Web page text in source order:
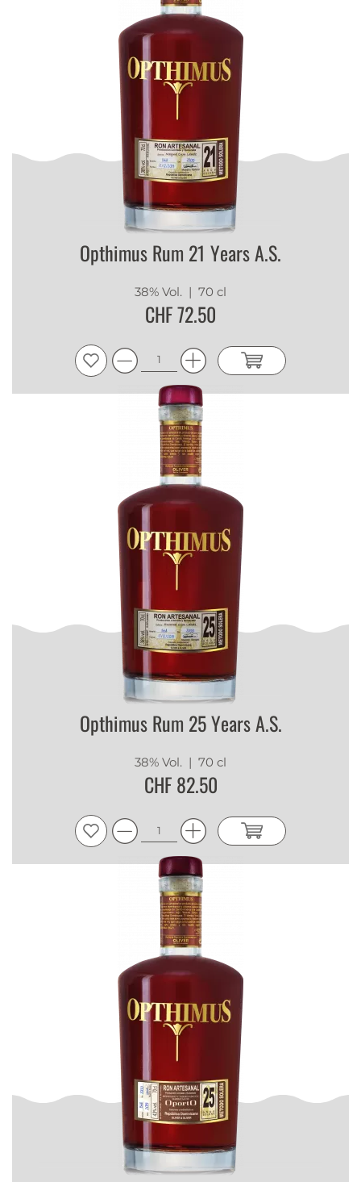
Opthimus Rum 21 Years A.S.
38% Vol. | 70 cl
CHF 72.50
Opthimus Rum 25 Years A.S.
38% Vol. | 70 cl
CHF 82.50